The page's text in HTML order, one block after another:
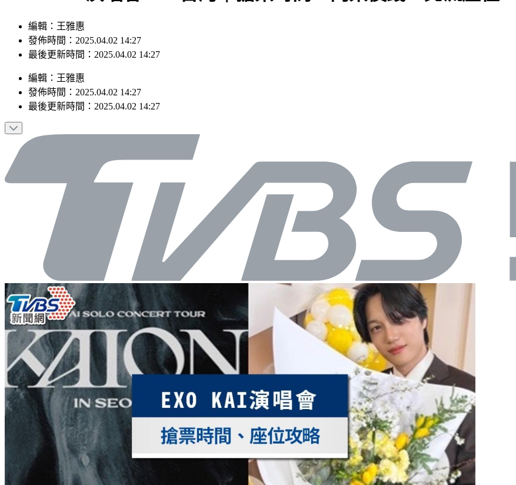
編輯：王雅惠
發佈時間：2025.04.02 14:27
最後更新時間：2025.04.02 14:27
編輯 ： 王雅惠
發佈時間： 2025.04.02 14:27
最後更新時間： 2025.04.02 14:27